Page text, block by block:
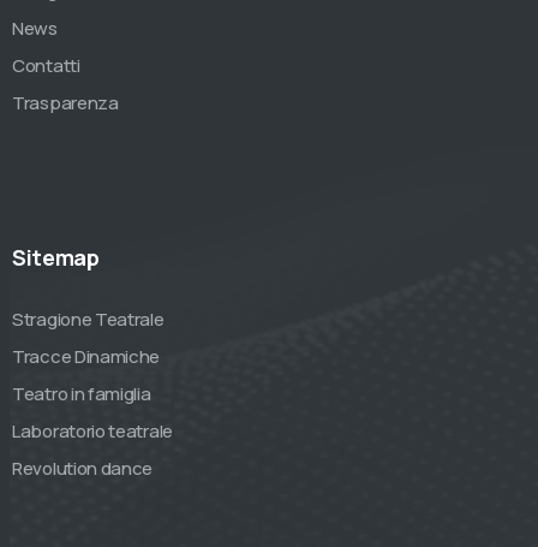
News
Contatti
Trasparenza
Sitemap
Stragione Teatrale
Tracce Dinamiche
Teatro in famiglia
Laboratorio teatrale
Revolution dance